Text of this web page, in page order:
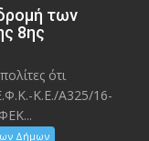
των
8ης
ότι
Κ.Ε./Α325/16-
Δήμων